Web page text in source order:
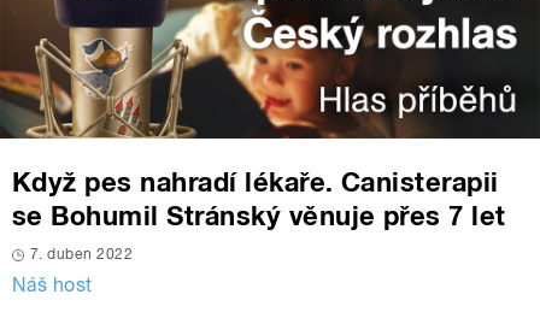
Když pes nahradí lékaře. Canisterapii
se Bohumil Stránský věnuje přes 7 let
7. duben 2022
Náš host